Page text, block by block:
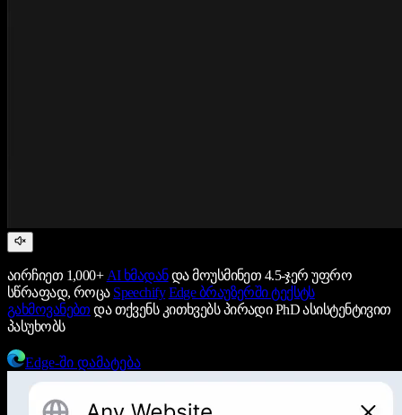
აირჩიეთ 1,000+ AI ხმადანდა მოუსმინეთ 4.5-ჯერ უფრო
სწრაფად, როცა Speechify Edge ბრაუზერში ტექსტს
გახმოვანებთ და თქვენს კითხვებს პირადი PhD ასისტენტივით
პასუხობს
Edge-ში დამატება